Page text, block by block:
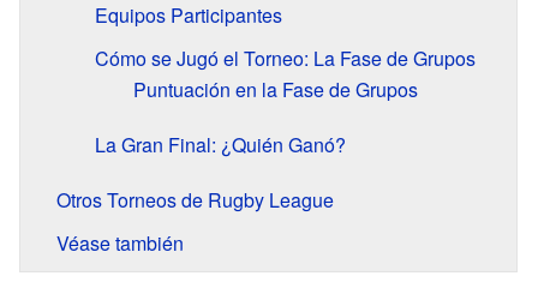
Equipos Participantes
Cómo se Jugó el Torneo: La Fase de Grupos
Puntuación en la Fase de Grupos
La Gran Final: ¿Quién Ganó?
Otros Torneos de Rugby League
Véase también